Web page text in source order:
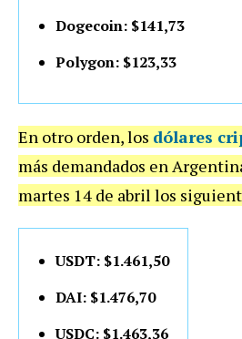
Dogecoin: $141,73
Polygon: $123,33
En otro orden, los dólares
más demandados en
martes 14 de abril los
USDT: $1.461,50
DAI: $1.476,70
USDC: $1.463,36